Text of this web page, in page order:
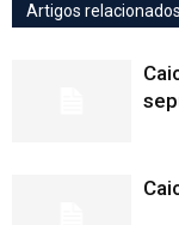
Artigos relacionados